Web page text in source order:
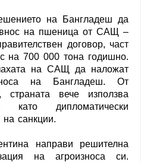
на Бангладеш да
внос на пшеница от САЩ –
договор, част
на 700 000 тона годишно.
на САЩ да наложат
на Бангладеш. От
страната вече използва
като дипломатически
на санкции.
направи решителна
на агроизноса си.